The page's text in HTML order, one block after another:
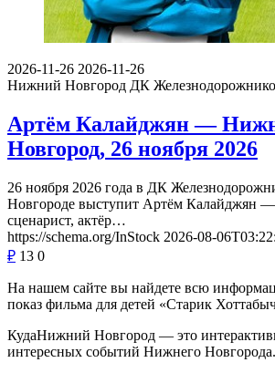
2026-11-26 2026-11-26
Нижний Новгород ДК
Артём Калайджян —
Новгород, 26 ноября 2026
26 ноября 2026 года в ДК
Новгороде выступит Артём Калайджян
сценарист, актёр…
https://schema.org/InStock 2026-08-
₽ 13 0
На нашем сайте вы найдете всю
показ фильма для детей «Старик
КудаНижний Новгород — это
интересных событий Нижнего Новгорода.